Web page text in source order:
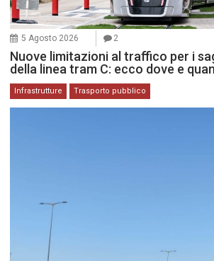
5 Agosto 2026 2
Nuove limitazioni al traffico per i
della linea tram C: ecco dove e
Infrastrutture Trasporto pubblico